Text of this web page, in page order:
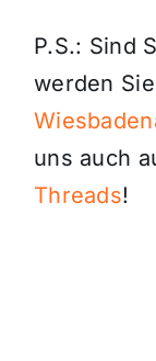
P.S.: Sind
werden
uns auch
Threads!